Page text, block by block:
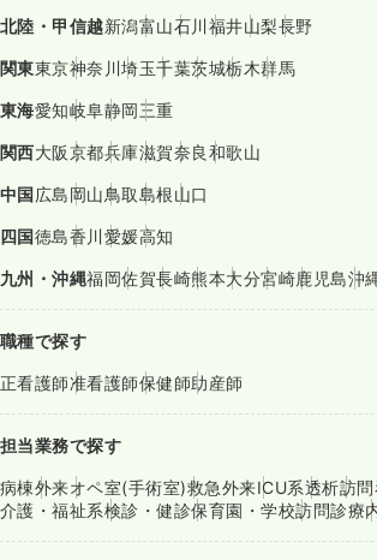
北陸・甲信越新潟富山石川福井山梨長野
関東東京神奈川埼玉千葉茨城栃木群馬
東海愛知岐阜静岡三重
関西大阪京都兵庫滋賀奈良和歌山
中国広島岡山鳥取島根山口
四国徳島香川愛媛高知
九州・沖縄福岡佐賀長崎熊本大分宮崎鹿児島沖
職種で探す
正看護師准看護師保健師助産師
担当業務で探す
病棟外来オペ室(手術室)救急外来ICU系透析訪
介護・福祉系検診・健診保育園・学校訪問診療